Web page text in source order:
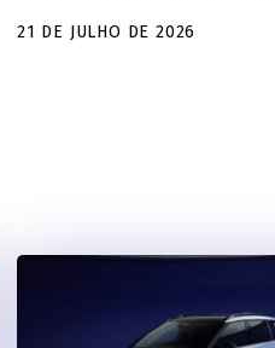
21 DE JULHO DE 2026